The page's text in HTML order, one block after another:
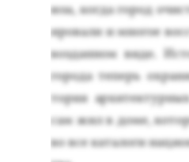
юза, ког­да го­род
иро­вали и мно­гое
воздан­ном ви­де.
го­рода те­перь
тория
сам жил в до­ме,
во все ка­тало­ги